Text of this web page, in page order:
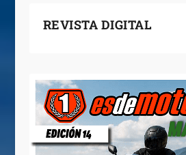
REVISTA DIGITAL